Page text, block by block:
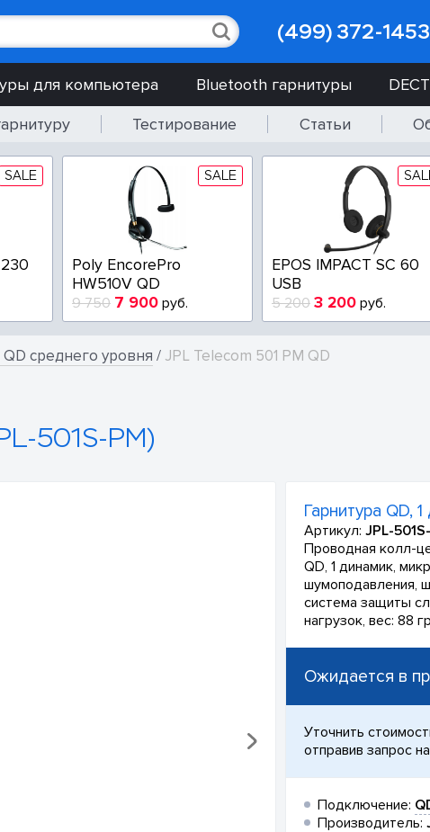
(499) 372-1453
для компьютера Bluetooth гарнитуры
Тестирование Статьи
SALE SALE
Poly EncorePro
HW510V QD
9 750 7 900 руб.
EPOS IMPACT SC 60
USB
5 200 3 200 руб.
среднего уровня / JPL Telecom 501 PM QD
501S-PM)
Гарнитура QD,
Артикул: JPL-
Проводная колл-
QD, 1 динамик,
шумоподавления,
система защиты
нагрузок, вес: 88
Ожидается в
Уточнить
отправив запрос на
Подключение:
Производитель: